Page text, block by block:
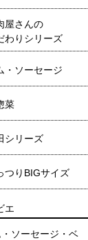
屋さんの
わりシリーズ
・ソーセージ
菜
シリーズ
つりBIGサイズ
エ
ソーセージ・ベ